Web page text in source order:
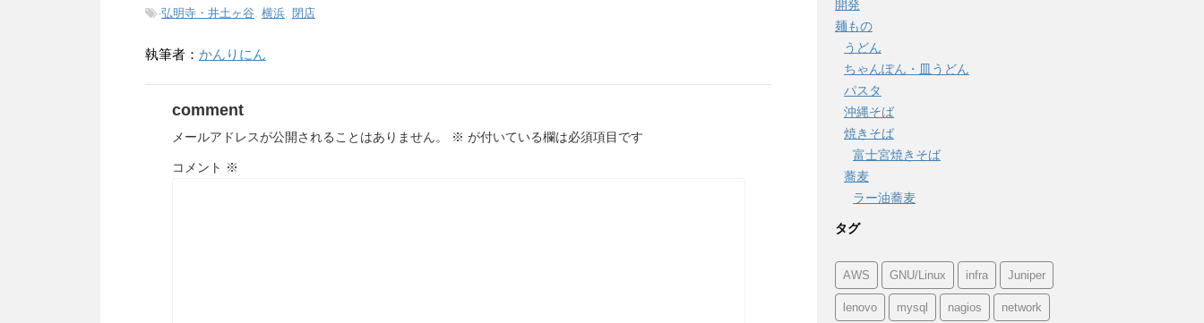
-弘明寺・井土ヶ谷 横浜 閉店
執筆者： かんりにん
comment
メールアドレスが公開されることはありません。 ※ が付いている欄は必須項目です
コメント ※
開発
麺もの
うどん
ちゃんぽん・皿うどん
パスタ
沖縄そば
焼きそば
富士宮焼きそば
蕎麦
ラー油蕎麦
タグ
AWS GNU/Linux infra Juniper
lenovo mysql nagios network